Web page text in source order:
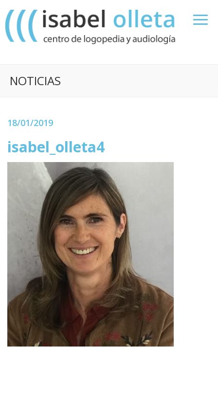
NOTICIAS
18/01/2019
isabel_olleta4